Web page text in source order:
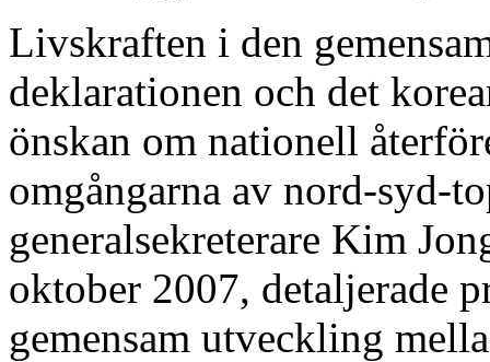
Livskraften i den
deklarationen och det
önskan om nationell
omgångarna av nord-syd-
generalsekreterare Kim
oktober 2007, detaljerade
gemensam utveckling